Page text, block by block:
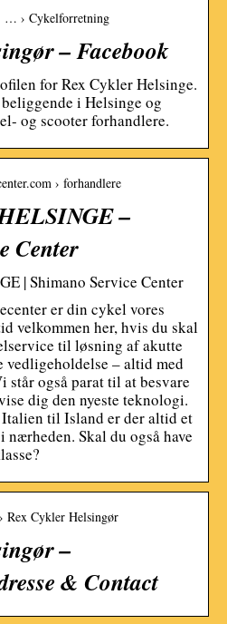
… › Cykelforretning
– Facebook
for Rex Cykler Helsinge.
i Helsinge og
og scooter forhandlere.
› forhandlere
–
Center
| Shimano Service Center
er din cykel vores
velkommen her, hvis du skal
til løsning af akutte
– altid med
står også parat til at besvare
dig den nyeste teknologi.
til Island er der altid et
nærheden. Skal du også have
Rex Cykler Helsingør
–
& Contact